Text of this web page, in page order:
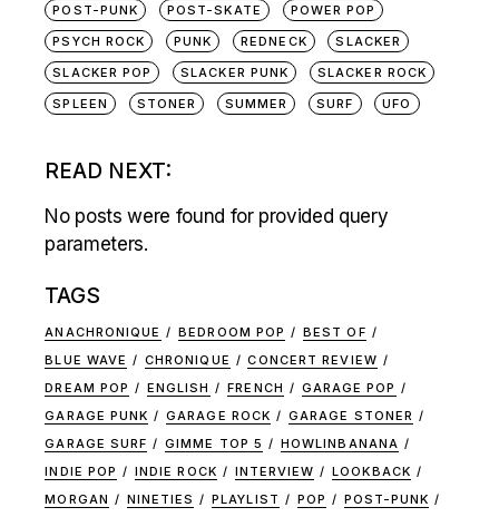
POST-PUNK
POST-SKATE
POWER POP
PSYCH ROCK
PUNK REDNECK
SLACKER
SLACKER POP
SLACKER PUNK
SLACKER ROCK
SPLEEN
STONER SUMMER SURF UFO
READ NEXT:
No posts were found for provided query
parameters.
TAGS
ANACHRONIQUE BEDROOM POP
BEST OF
BLUE WAVE
CHRONIQUE
CONCERT REVIEW
DREAM POP
ENGLISH FRENCH
GARAGE POP
GARAGE PUNK
GARAGE ROCK
GARAGE STONER
GARAGE SURF
GIMME TOP 5
HOWLINBANANA
INDIE POP
INDIE ROCK INTERVIEW
LOOKBACK
MORGAN
NINETIES PLAYLIST POP
POST-PUNK